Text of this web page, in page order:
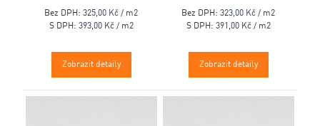
Bez DPH: 325,00 Kč / m2
S DPH: 393,00 Kč / m2
Zobrazit detaily
Bez DPH: 323,00 Kč / m2
S DPH: 391,00 Kč / m2
Zobrazit detaily